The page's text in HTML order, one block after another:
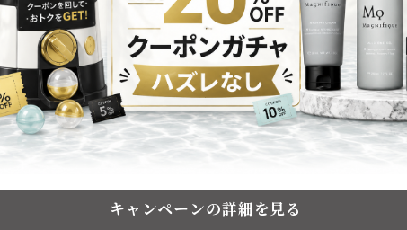
※レビュー投稿は商品到着後に配信されるレビュー依頼メールより投稿が可能です
キャンペーンの詳細を見る